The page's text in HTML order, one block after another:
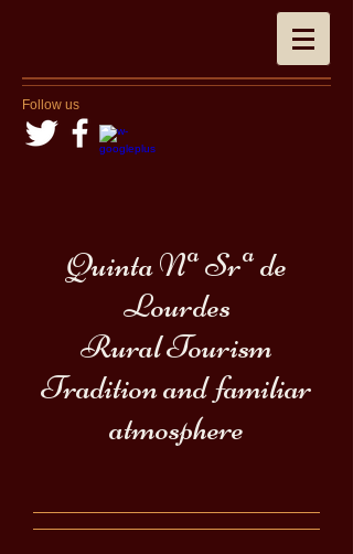
Follow us
Quinta Nª Srª de
Lourdes
Rural Tourism
Tradition and familiar
atmosphere